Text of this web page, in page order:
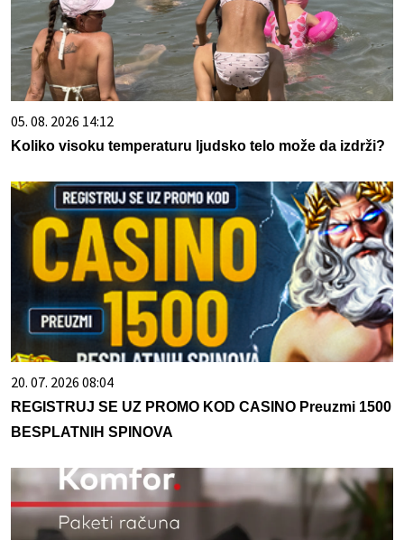
05. 08. 2026 14:12
Koliko visoku temperaturu ljudsko telo može da izdrži?
20. 07. 2026 08:04
REGISTRUJ SE UZ PROMO KOD CASINO Preuzmi 1500
BESPLATNIH SPINOVA